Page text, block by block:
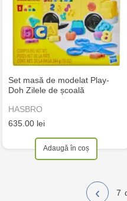
Set masă de modelat Play-
Doh Zilele de școală
HASBRO
635.00 lei
Adaugă în coș
‹ 7